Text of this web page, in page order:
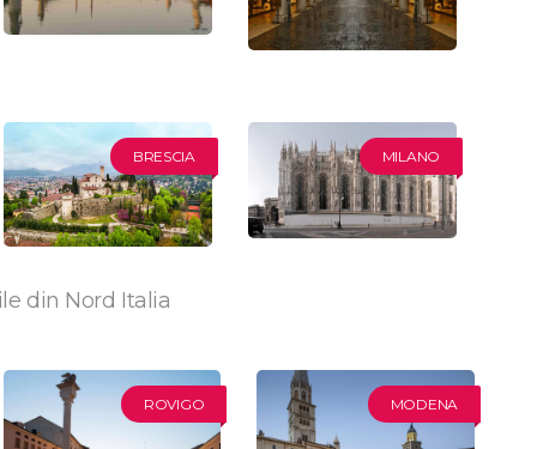
BRESCIA MILANO
din Nord Italia
ROVIGO MODENA